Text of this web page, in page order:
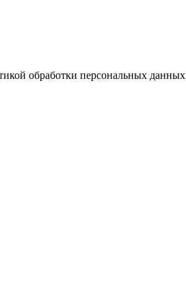
обработки персональных данных